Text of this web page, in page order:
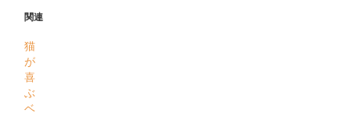
関連
猫
が
喜
ぶ
ベ